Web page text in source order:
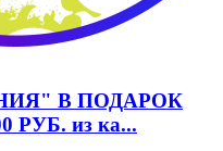
В ПОДАРОК
из ка...